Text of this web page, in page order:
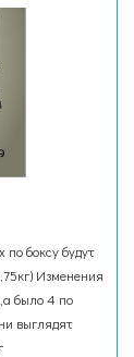
боксу будут
Изменения
было 4 по
выглядят